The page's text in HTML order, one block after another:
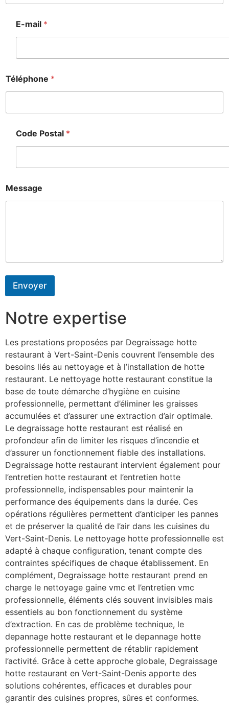
E-mail *
Téléphone *
Code Postal *
Message
Envoyer
Notre expertise
Les prestations proposées par Degraissage hotte
restaurant à Vert-Saint-Denis couvrent l’ensemble des
besoins liés au nettoyage et à l’installation de hotte
restaurant. Le nettoyage hotte restaurant constitue la
base de toute démarche d’hygiène en cuisine
professionnelle, permettant d’éliminer les graisses
accumulées et d’assurer une extraction d’air optimale.
Le degraissage hotte restaurant est réalisé en
profondeur afin de limiter les risques d’incendie et
d’assurer un fonctionnement fiable des installations.
Degraissage hotte restaurant intervient également pour
l’entretien hotte restaurant et l’entretien hotte
professionnelle, indispensables pour maintenir la
performance des équipements dans la durée. Ces
opérations régulières permettent d’anticiper les pannes
et de préserver la qualité de l’air dans les cuisines du
Vert-Saint-Denis. Le nettoyage hotte professionnelle est
adapté à chaque configuration, tenant compte des
contraintes spécifiques de chaque établissement. En
complément, Degraissage hotte restaurant prend en
charge le nettoyage gaine vmc et l’entretien vmc
professionnelle, éléments clés souvent invisibles mais
essentiels au bon fonctionnement du système
d’extraction. En cas de problème technique, le
depannage hotte restaurant et le depannage hotte
professionnelle permettent de rétablir rapidement
l’activité. Grâce à cette approche globale, Degraissage
hotte restaurant en Vert-Saint-Denis apporte des
solutions cohérentes, efficaces et durables pour
garantir des cuisines propres, sûres et conformes.